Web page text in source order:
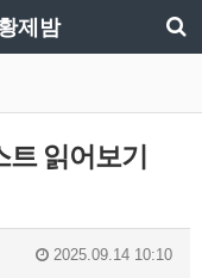
제밤
읽어보기
2025.09.14 10:10